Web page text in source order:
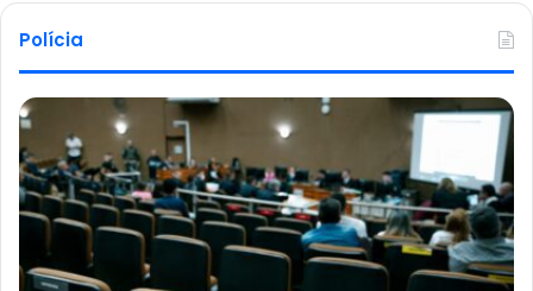
Polícia